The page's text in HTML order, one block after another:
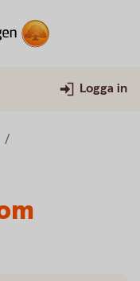
Logga in